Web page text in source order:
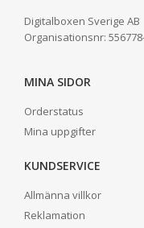
Digitalboxen Sverige AB
Organisationsnr:
MINA SIDOR
Orderstatus
Mina uppgifter
KUNDSERVICE
Allmänna villkor
Reklamation